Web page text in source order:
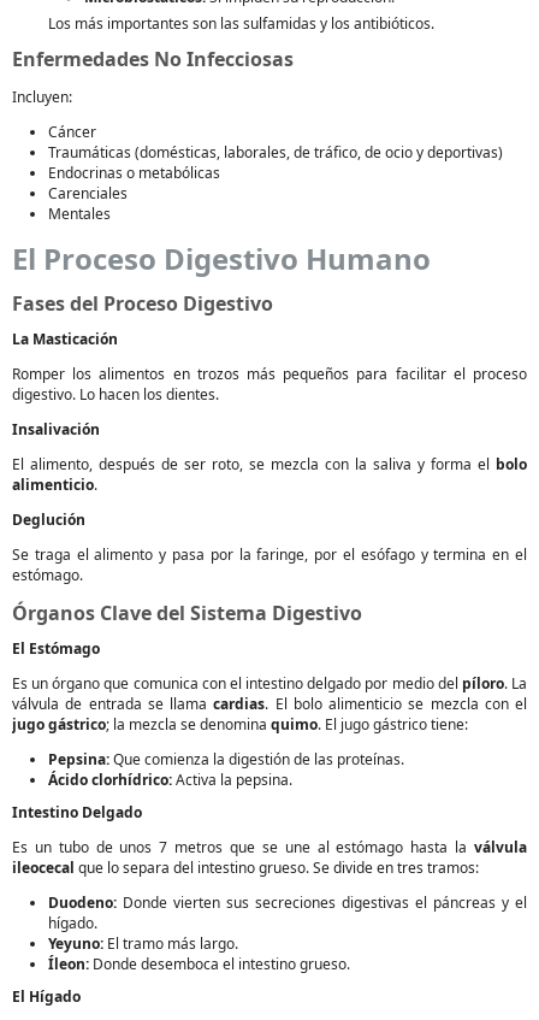
Los más importantes son las sulfamidas y los antibióticos.
Enfermedades No Infecciosas
Incluyen:
Cáncer
Traumáticas (domésticas, laborales, de tráfico, de ocio y deportivas)
Endocrinas o metabólicas
Carenciales
Mentales
El Proceso Digestivo Humano
Fases del Proceso Digestivo
La Masticación
Romper los alimentos en trozos más pequeños para facilitar el proceso
digestivo. Lo hacen los dientes.
Insalivación
El alimento, después de ser roto, se mezcla con la saliva y forma el bolo
alimenticio.
Deglución
Se traga el alimento y pasa por la faringe, por el esófago y termina en el
estómago.
Órganos Clave del Sistema Digestivo
El Estómago
Es un órgano que comunica con el intestino delgado por medio del píloro. La
válvula de entrada se llamacardias. El bolo alimenticio se mezcla con el
jugo gástrico; la mezcla se denomina quimo. El jugo gástrico tiene:
Pepsina:Que comienza la digestión de las proteínas.
Ácido clorhídrico:Activa la pepsina.
Intestino Delgado
Es un tubo de unos 7 metros que se une al estómago hasta la válvula
ileocecal que lo separa del intestino grueso. Se divide en tres tramos:
Duodeno: Donde vierten sus secreciones digestivas el páncreas y el
hígado.
Yeyuno: El tramo más largo.
Íleon: Donde desemboca el intestino grueso.
El Hígado